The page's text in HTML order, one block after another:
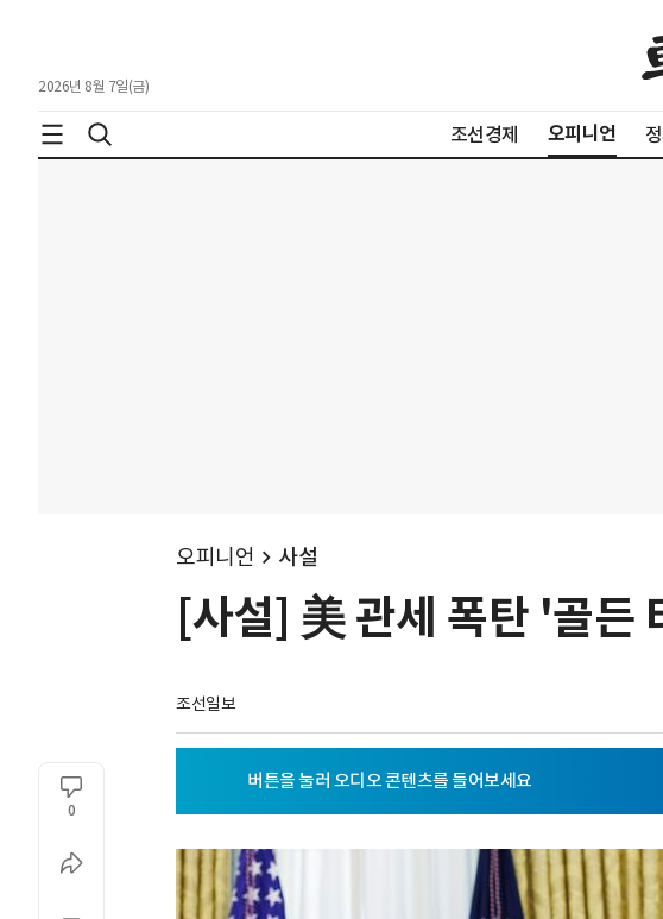
2026년 8월 7일(금)
조선경제 오피니언
오피니언 사설
[사설] 美 관세 폭탄 '골든
조선일보
0